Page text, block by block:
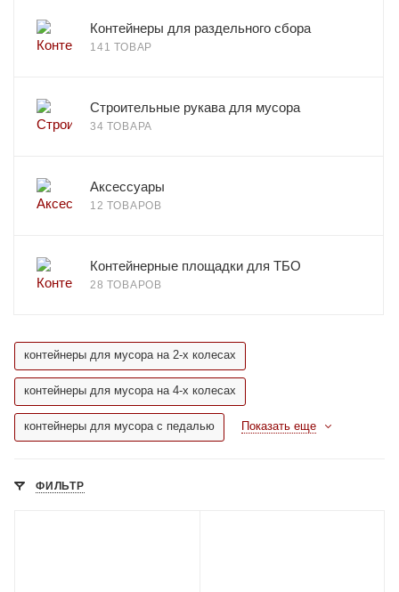
Контейнеры для раздельного сбора
141 ТОВАР
Строительные рукава для мусора
34 ТОВАРА
Аксессуары
12 ТОВАРОВ
Контейнерные площадки для ТБО
28 ТОВАРОВ
контейнеры для мусора на 2-х колесах
контейнеры для мусора на 4-х колесах
контейнеры для мусора с педалью Показать еще
ФИЛЬТР